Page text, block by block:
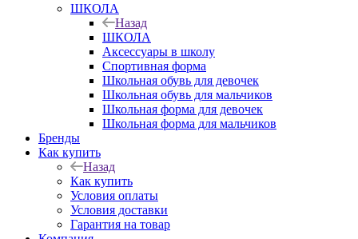
ШКОЛА
Назад
ШКОЛА
Аксессуары в школу
Спортивная форма
Школьная обувь для девочек
Школьная обувь для мальчиков
Школьная форма для девочек
Школьная форма для мальчиков
Бренды
Как купить
Назад
Как купить
Условия оплаты
Условия доставки
Гарантия на товар